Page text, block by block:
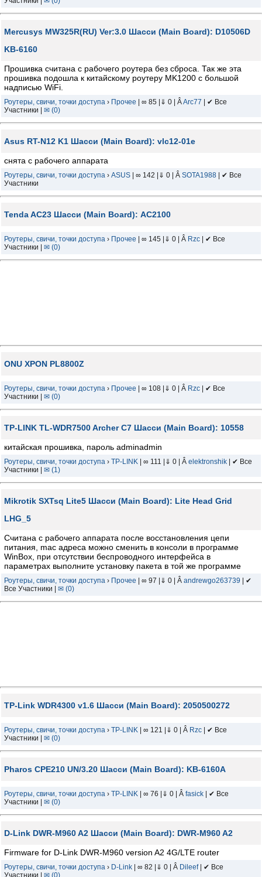
Mercusys MW325R(RU) Ver:3.0 Шасси (Main Board): D10506D
KB-6160
Прошивка считана с рабочего роутера без сброса. Так же эта
прошивка подошла к китайскому роутеру MK1200 с большой
надписью WiFi.
Роутеры, свичи, точки доступа › Прочее | ∞ 85 |⇓ 0 | ÂArc77 | ✔ Все
Участники | ✉ (0)
Asus RT-N12 K1 Шасси (Main Board): vlc12-01e
снята с рабочего аппарата
Роутеры, свичи, точки доступа › ASUS | ∞ 142 |⇓ 0 | Â SOTA1988 | ✔ Все
Участники
Tenda AC23 Шасси (Main Board): AC2100
Роутеры, свичи, точки доступа › Прочее | ∞ 145 |⇓ 0 | Â Rzc | ✔ Все
Участники | ✉ (0)
ONU XPON PL8800Z
Роутеры, свичи, точки доступа › Прочее | ∞ 108 |⇓ 0 | Â Rzc | ✔ Все
Участники | ✉ (0)
TP-LINK TL-WDR7500 Archer C7 Шасси (Main Board): 10558
китайская прошивка, пароль adminadmin
Роутеры, свичи, точки доступа › TP-LINK | ∞ 111 |⇓ 0 | Â elektronshik | ✔ Все
Участники | ✉ (1)
Mikrotik SXTsq Lite5 Шасси (Main Board): Lite Head Grid
LHG_5
Считана с рабочего аппарата после восстановления цепи
питания, mac адреса можно сменить в консоли в программе
WinBox, при отсутствии беспроводного интерфейса в
параметрах выполните установку пакета в той же программе
Роутеры, свичи, точки доступа › Прочее | ∞ 97 |⇓ 0 | Â andrewgo263739 | ✔
Все Участники | ✉ (0)
TP-Link WDR4300 v1.6 Шасси (Main Board): 2050500272
Роутеры, свичи, точки доступа › TP-LINK | ∞ 121 |⇓ 0 | Â Rzc | ✔ Все
Участники | ✉ (0)
Pharos CPE210 UN/3.20 Шасси (Main Board): KB-6160A
Роутеры, свичи, точки доступа › TP-LINK | ∞ 76 |⇓ 0 | Â fasick | ✔ Все
Участники | ✉ (0)
D-Link DWR-M960 A2 Шасси (Main Board): DWR-M960 A2
Firmware for D-Link DWR-M960 version A2 4G/LTE router
Роутеры, свичи, точки доступа › D-Link | ∞ 82 |⇓ 0 | Â Dileef| ✔ Все
Участники | ✉ (0)